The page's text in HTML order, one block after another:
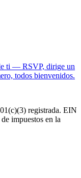
ti — RSVP, dirige un
todos bienvenidos.
registrada. EIN
impuestos en la